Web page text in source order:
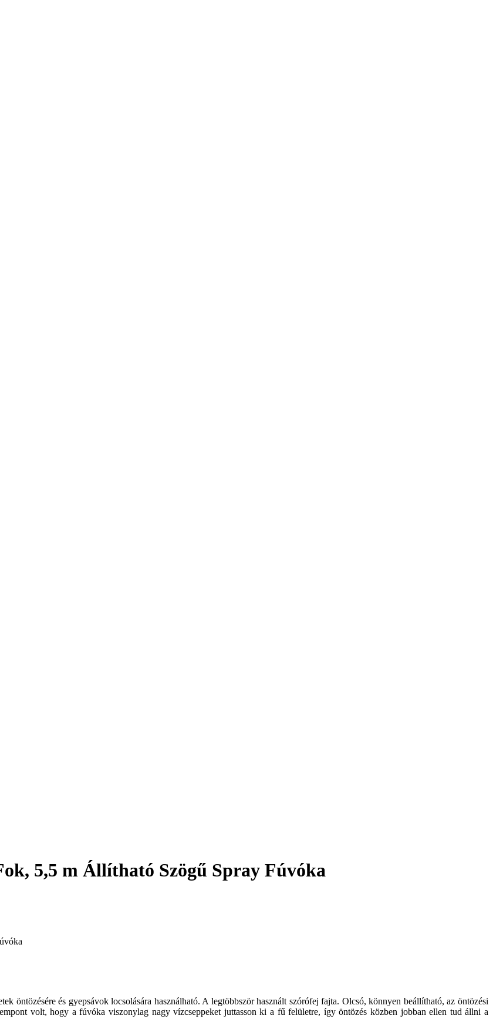
5,5 m Állítható Szögű Spray Fúvóka
öntözésére és gyepsávok locsolására használható. A legtöbbször használt szórófej fajta. Olcsó, könnyen beállítható, az öntözési
volt, hogy a fúvóka viszonylag nagy vízcseppeket juttasson ki a fű felületre, így öntözés közben jobban ellen tud állni a